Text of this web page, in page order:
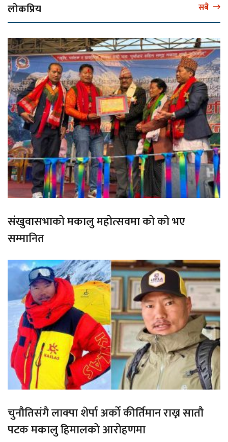
लोकप्रिय सबै
संखुवासभाको मकालु महोत्सवमा को को भए
सम्मानित
चुनौतिसंगै लाक्पा शेर्पा अर्को कीर्तिमान राख्न सातौ
पटक मकालु हिमालको आरोहणमा